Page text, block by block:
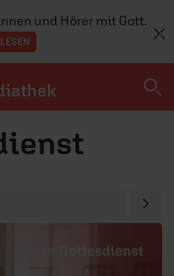
und Hörer mit Gott.